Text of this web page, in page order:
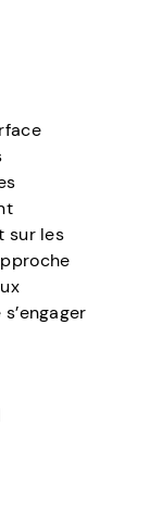
sur les